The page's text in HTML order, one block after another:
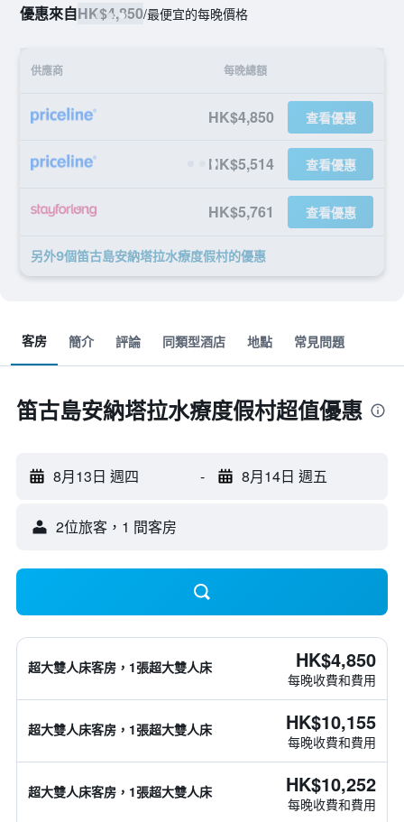
優惠來自HK$4,850/最便宜的每晚價格
供應商 每晚總額
HK$4,850 查看優惠
HK$5,514 查看優惠
HK$5,761 查看優惠
另外9個笛古島安納塔拉水療度假村​的優惠
客房 簡介 評論 同類型酒店 地點 常見問題
笛古島安納塔拉水療度假村超值優惠
8月13日 週四 - 8月14日 週五
2位旅客，1 間客房
超大雙人床客房，1張超大雙人床 HK$4,850
每晚收費和費用
超大雙人床客房，1張超大雙人床 HK$10,155
每晚收費和費用
超大雙人床客房，1張超大雙人床 HK$10,252
每晚收費和費用